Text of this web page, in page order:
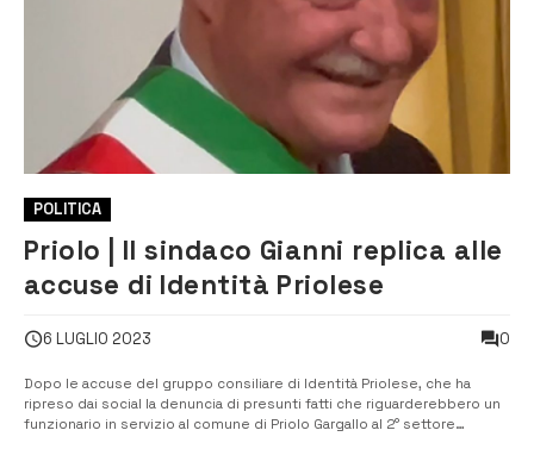
POLITICA
Priolo | Il sindaco Gianni replica alle
accuse di Identità Priolese
6 LUGLIO 2023 0
Dopo le accuse del gruppo consiliare di Identità Priolese, che ha
ripreso dai social la denuncia di presunti fatti che riguarderebbero un
funzionario in servizio al comune di Priolo Gargallo al 2° settore